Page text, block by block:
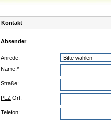
Kontakt
Absender
Anrede:
Name:*
Straße:
PLZ Ort:
Telefon: